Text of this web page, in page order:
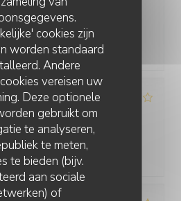
cookies zijn
worden standaard
Andere
vereisen uw
Deze optionele
gebruikt om
te analyseren,
te meten,
te bieden (bijv.
aan sociale
of
: /5 Keuken 5 Kwaliteit / Prijs
2
5/5 Keuken:4/5 Kwaliteit / Prijs